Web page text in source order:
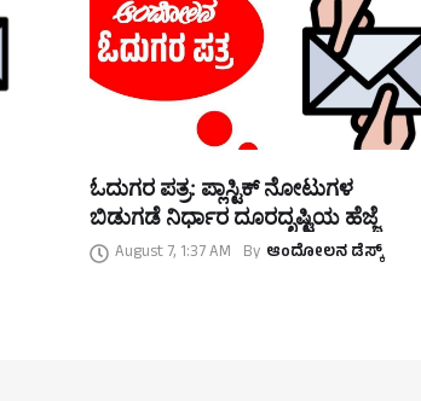
ಓದುಗರ ಪತ್ರ: ಪ್ಲಾಸ್ಟಿಕ್ ನೋಟುಗಳ
ಬಿಡುಗಡೆ ನಿರ್ಧಾರ ದೂರದೃಷ್ಟಿಯ ಹೆಜ್ಜೆ
August 7, 1:37 AM By ಆಂದೋಲನ ಡೆಸ್ಕ್